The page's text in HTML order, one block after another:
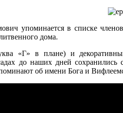
упоминается в списке
дома.
«Г» в плане) и
до наших дней
об имени Бога и